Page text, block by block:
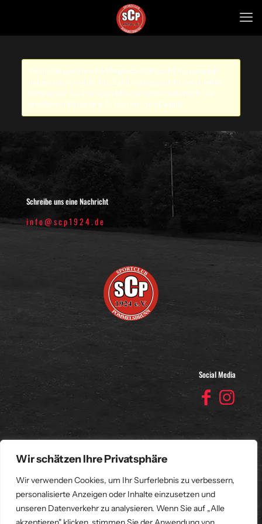
Wir schätzen Ihre Privatsphäre
Wir verwenden Cookies, um Ihr Surferlebnis zu verbessern,
personalisierte Anzeigen oder Inhalte einzusetzen und
unseren Datenverkehr zu analysieren. Wenn Sie auf „Alle
Wenn Sie gerade eine Mitgliedschaftszahlung getätigt
haben, dann wurde Ihre Zahlung noch nicht verarbeitet.
Bitte sehen Sie in enigen Minuten nochmals nach. Sie
erhalten in Kürze eine E-Mail mit den Details.
Schreibe uns eine Nachricht
info@scp1924.de
Social Media
Impressum
Datenschutzerklärung
Vereinssatzung